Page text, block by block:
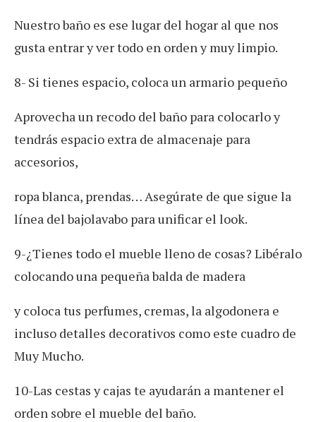
Nuestro baño es ese lugar del hogar al que nos
gusta entrar y ver todo en orden y muy limpio.
8- Si tienes espacio, coloca un armario pequeño
Aprovecha un recodo del baño para colocarlo y
tendrás espacio extra de almacenaje para
accesorios,
ropa blanca, prendas… Asegúrate de que sigue la
línea del bajolavabo para unificar el look.
9-¿Tienes todo el mueble lleno de cosas? Libéralo
colocando una pequeña balda de madera
y coloca tus perfumes, cremas, la algodonera e
incluso detalles decorativos como este cuadro de
Muy Mucho.
10-Las cestas y cajas te ayudarán a mantener el
orden sobre el mueble del baño.